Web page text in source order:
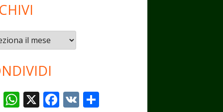
T W X F V